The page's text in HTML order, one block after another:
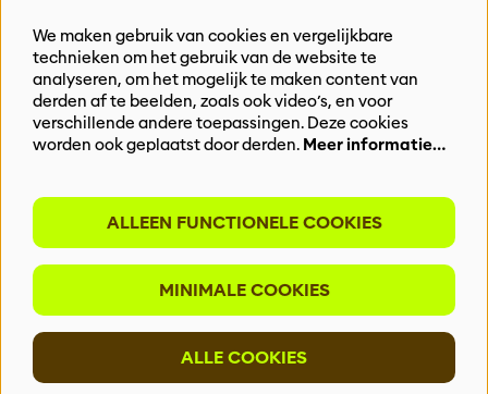
Privacy
BLIJF OP DE HOOGTE
Meld je aan voor onze nieuwsbrief
INSCHRIJVEN
We maken gebruik van cookies en vergelijkbare
technieken om het gebruik van de website te
analyseren, om het mogelijk te maken content van
derden af te beelden, zoals ook video’s, en voor
verschillende andere toepassingen. Deze cookies
worden ook geplaatst door derden. Meer informatie…
ALLEEN FUNCTIONELE COOKIES
MINIMALE COOKIES
ALLE COOKIES